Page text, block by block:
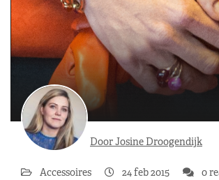
Door Josine Droogendijk
Accessoires 24 feb 2015 0